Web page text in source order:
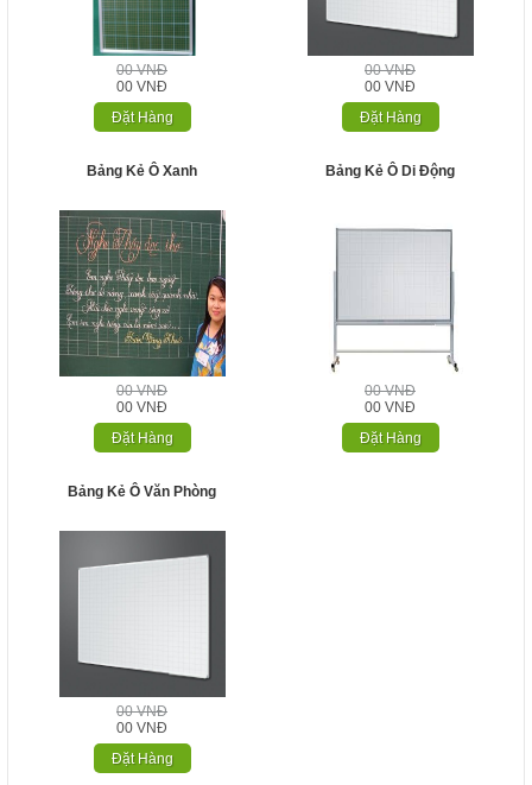
00 VNĐ
00 VNĐ
Đặt Hàng
00 VNĐ
00 VNĐ
Đặt Hàng
Bảng Kẻ Ô Xanh
00 VNĐ
00 VNĐ
Đặt Hàng
Bảng Kẻ Ô Di Động
00 VNĐ
00 VNĐ
Đặt Hàng
Bảng Kẻ Ô Văn Phòng
00 VNĐ
00 VNĐ
Đặt Hàng